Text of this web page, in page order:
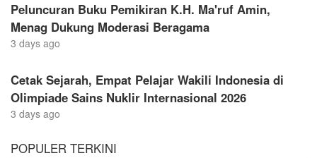
Peluncuran Buku Pemikiran K.H. Ma'ruf Amin,
Menag Dukung Moderasi Beragama
3 days ago
Cetak Sejarah, Empat Pelajar Wakili Indonesia di
Olimpiade Sains Nuklir Internasional 2026
3 days ago
POPULER TERKINI